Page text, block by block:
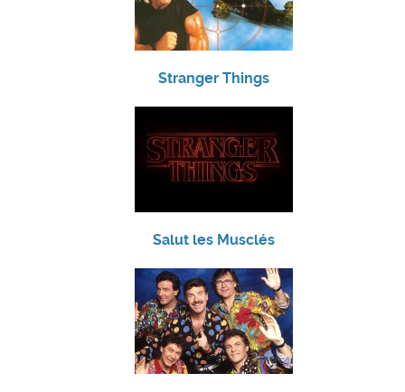
Stranger Things
Salut les Musclés